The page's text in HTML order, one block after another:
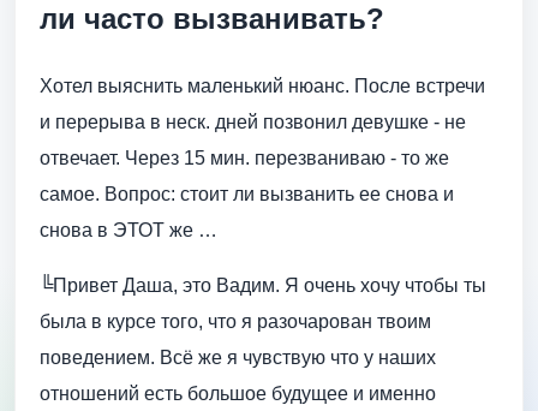
ли часто вызванивать?
Хотел выяснить маленький нюанс. После встречи
и перерыва в неск. дней позвонил девушке - не
отвечает. Через 15 мин. перезваниваю - то же
самое. Вопрос: стоит ли вызванить ее снова и
снова в ЭТОТ же …
╚Привет Даша, это Вадим. Я очень хочу чтобы ты
была в курсе того, что я разочарован твоим
поведением. Всё же я чувствую что у наших
отношений есть большое будущее и именно